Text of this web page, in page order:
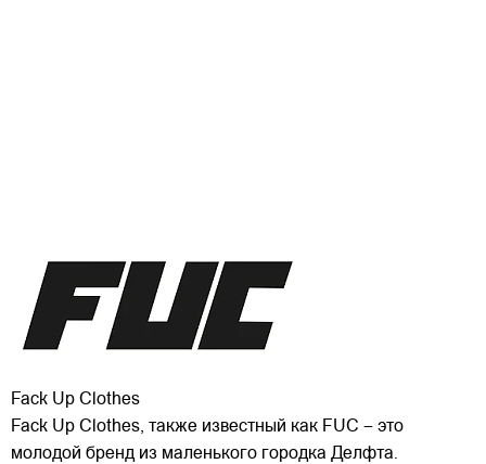
Fack Up Clothes
Fack Up Clothes, также известный как FUC – это
молодой бренд из маленького городка Делфта.